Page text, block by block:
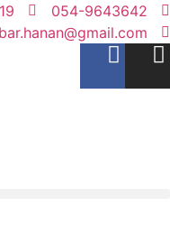
054-9643642